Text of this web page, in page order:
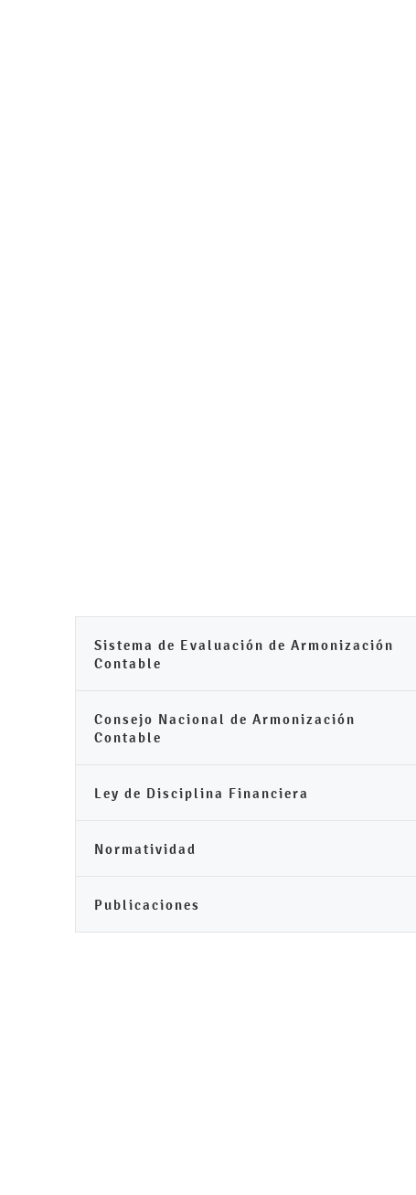
Sistema de Evaluación de Armonización
Contable
Consejo Nacional de Armonización
Contable
Ley de Disciplina Financiera
Normatividad
Publicaciones